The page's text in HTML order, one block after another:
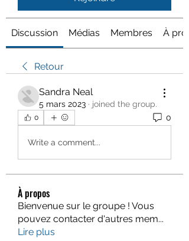
Discussion Médias Membres À
Retour
Sandra Neal
5 mars 2023 · joined the group.
0 0
Write a comment...
À propos
Bienvenue sur le groupe ! Vous
pouvez contacter d'autres mem...
Lire plus